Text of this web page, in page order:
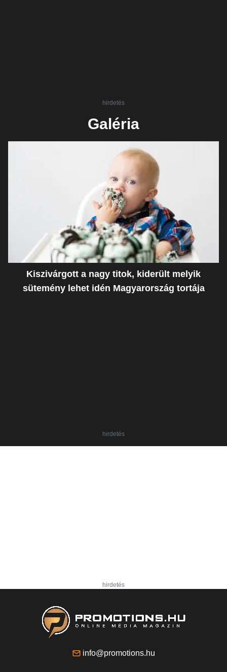
hirdetés
Galéria
Kiszivárgott a nagy titok, kiderült melyik
sütemény lehet idén Magyarország tortája
hirdetés
hirdetés
info@promotions.hu